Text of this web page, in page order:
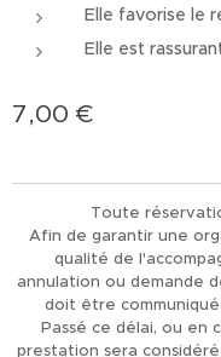
Elle favorise le
Elle est
7,00 €
Toute
Afin de garantir une
qualité de
annulation ou demande
doit être
Passé ce délai, ou en
prestation sera